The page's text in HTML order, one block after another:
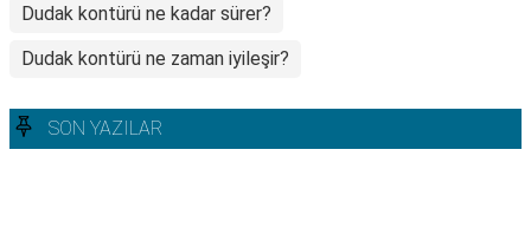
Dudak kontürü ne kadar sürer?
Dudak kontürü ne zaman iyileşir?
SON YAZILAR